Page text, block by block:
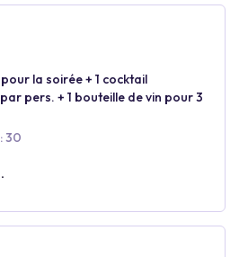
la soirée + 1 cocktail
pers. + 1 bouteille de vin pour 3
30